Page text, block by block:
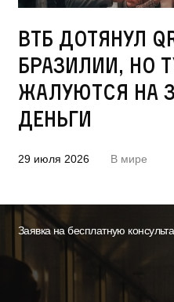
ВТБ дотянул
Бразилии, но
жалуются на
деньги
29 июля 2026 В мире
Заявка на бесплатную